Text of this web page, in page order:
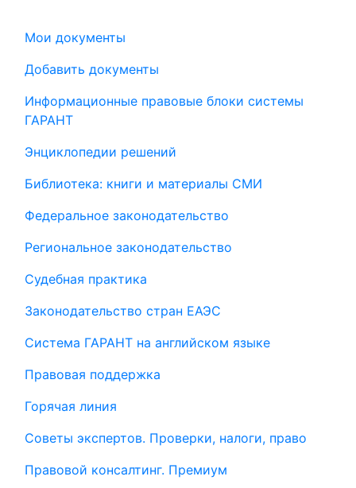
Мои документы
Добавить документы
Информационные правовые блоки системы
ГАРАНТ
Энциклопедии решений
Библиотека: книги и материалы СМИ
Федеральное законодательство
Региональное законодательство
Судебная практика
Законодательство стран ЕАЭС
Система ГАРАНТ на английском языке
Правовая поддержка
Горячая линия
Советы экспертов. Проверки, налоги, право
Правовой консалтинг. Премиум